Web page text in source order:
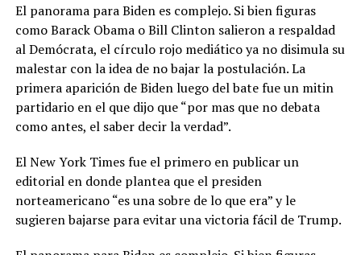
El panorama para Biden es complejo. Si bien figuras
como Barack Obama o Bill Clinton salieron a respaldad
al Demócrata, el círculo rojo mediático ya no disimula su
malestar con la idea de no bajar la postulación. La
primera aparición de Biden luego del bate fue un mitin
partidario en el que dijo que “por mas que no debata
como antes, el saber decir la verdad”.
El New York Times fue el primero en publicar un
editorial en donde plantea que el presiden
norteamericano “es una sobre de lo que era” y le
sugieren bajarse para evitar una victoria fácil de Trump.